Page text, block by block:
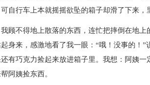
自行车上本就摇摇欲坠的箱子却滑了下来，
我顾不得地上散落的东西，连忙把摔倒在地
身来，感激地看了我一眼：“哦！没事的！
有巧克力捡起来放进箱子里。我想：阿姨
阿姨捡东西。